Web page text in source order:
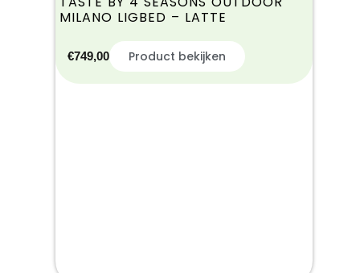
MILANO LIGBED – LATTE
€749,00 Product bekijken